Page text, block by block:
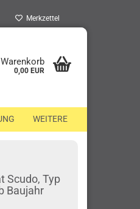
Merkzettel
0,00 EUR
WEITERE
Scudo, Typ
Baujahr